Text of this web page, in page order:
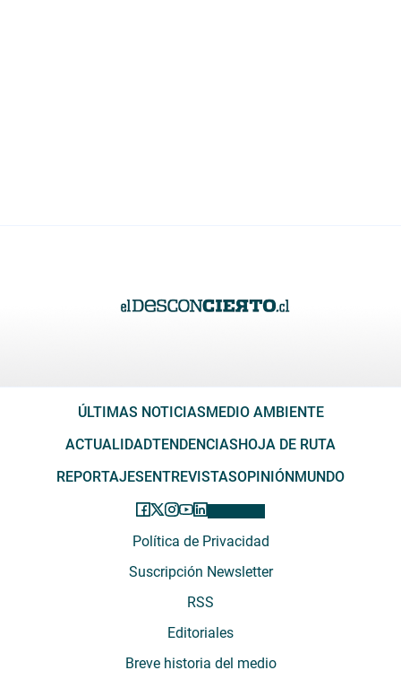
ÚLTIMAS NOTICIASMEDIO AMBIENTE
ACTUALIDADTENDENCIASHOJA DE RUTA
REPORTAJESENTREVISTASOPINIÓNMUNDO
Política de Privacidad
Suscripción Newsletter
RSS
Editoriales
Breve historia del medio